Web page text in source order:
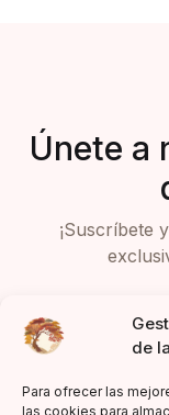
de
Para ofrecer las
las cookies para
Únete a
¡Suscríbete